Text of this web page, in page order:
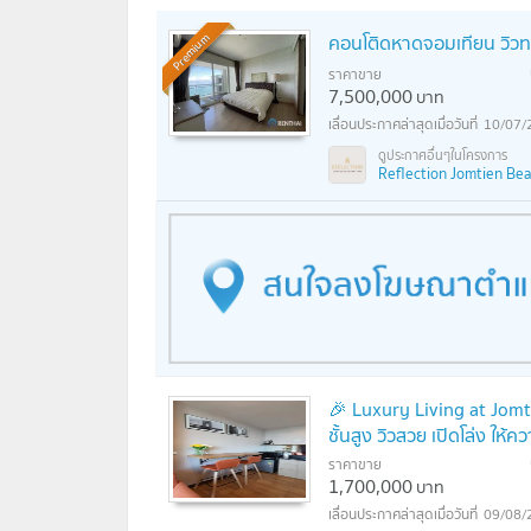
Premium คอนโติดหาดจอมเทียน วิว
ราคาขาย
7,500,000บาท
10/07/
Reflection Jomtien
🎉 Luxury Living at
ชั้นสูง วิวสวย เปิดโล่ง ให้
ราคาขาย
1,700,000บาท
09/08/